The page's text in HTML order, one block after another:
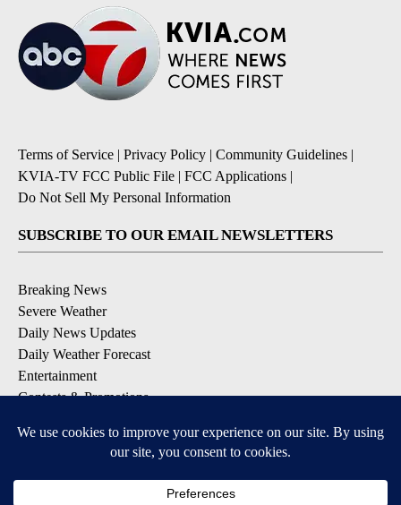
Terms of Service | Privacy Policy | Community Guidelines |
KVIA-TV FCC Public File | FCC Applications |
Do Not Sell My Personal Information
SUBSCRIBE TO OUR EMAIL NEWSLETTERS
Breaking News
Severe Weather
Daily News Updates
Daily Weather Forecast
Entertainment
Contests & Promotions
DOWNLOAD OUR APPS
Available for iOS and Android